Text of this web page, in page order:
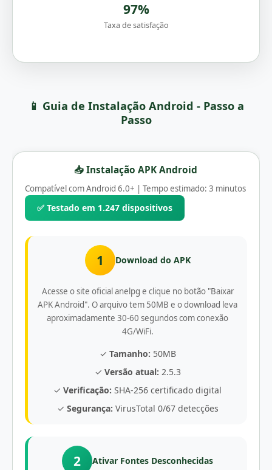
97%
Taxa de satisfação
📱 Guia de Instalação Android - Passo a
Passo
📥 Instalação APK Android
Compatível com Android 6.0+ | Tempo estimado: 3 minutos
✅ Testado em 1.247 dispositivos
1 Download do APK
Acesse o site oficial anelpg e clique no botão "Baixar
APK Android". O arquivo tem 50MB e o download leva
aproximadamente 30-60 segundos com conexão
4G/WiFi.
✓ Tamanho: 50MB
✓ Versão atual: 2.5.3
✓ Verificação: SHA-256 certificado digital
✓ Segurança: VirusTotal 0/67 detecções
2 Ativar Fontes Desconhecidas